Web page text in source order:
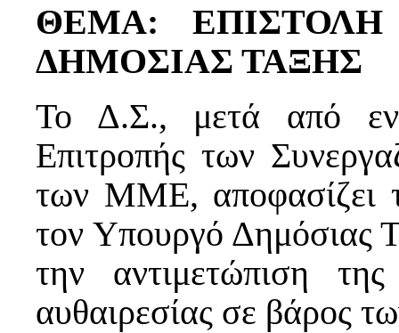
ΘΕΜΑ:
ΔΗΜΟΣΙΑΣ ΤΑΞΗΣ
Το Δ.Σ., μετά από
Επιτροπής των
των ΜΜΕ, αποφασίζει
τον Υπουργό Δημόσιας
την αντιμετώπιση
αυθαιρεσίας σε βάρος